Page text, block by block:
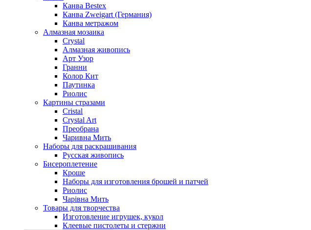
Канва Bestex
Канва Zweigart (Германия)
Канва метражом
Алмазная мозаика
Crystal
Алмазная живопись
Арт Узор
Гранни
Колор Кит
Паутинка
Риолис
Картины стразами
Cristal
Crystal Art
Преобрана
Чаривна Мить
Наборы для раскрашивания
Русская живопись
Бисероплетение
Кроше
Наборы для изготовления брошей и патчей
Риолис
Чарiвна Мить
Товары для творчества
Изготовление игрушек, кукол
Клеевые пистолеты и стержни